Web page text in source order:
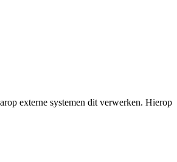
externe systemen dit verwerken. Hierop